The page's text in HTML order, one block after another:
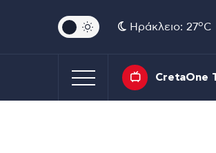
Ηράκλειο: 27oC
CretaOne